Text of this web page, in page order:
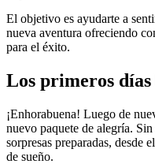
El objetivo es ayudarte a
nueva aventura ofreciendo
para el éxito.
Los primeros
¡Enhorabuena! Luego de
nuevo paquete de alegría.
sorpresas preparadas, desde
de sueño.